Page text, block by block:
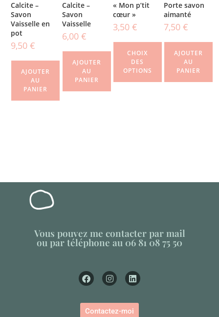
Calcite –
Savon
Vaisselle en
pot
9,50€
AJOUTER
AU
PANIER
Calcite –
Savon
Vaisselle
6,00 €
AJOUTER
AU
PANIER
« Mon p’tit
cœur »
3,50 €
CHOIX
DES
OPTIONS
Porte savon
aimanté
7,50€
AJOUTER
AU
PANIER
Vous pouvez me contacter par mail
ou par téléphone au 06 81 08 75 50
Contactez-moi